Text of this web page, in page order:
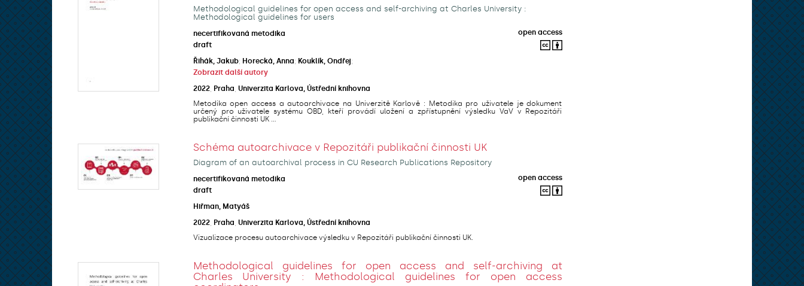
Methodological guidelines for open access and self-archiving at Charles University :
Methodological guidelines for users
necertifikovaná metodika
open access
draft
Řihák, Jakub; Horecká, Anna; Kouklík, Ondřej;
Zobrazit další autory
2022, Praha Univerzita Karlova, Ústřední knihovna
Metodika open access a autoarchivace na Univerzitě Karlově : Metodika pro uživatele je dokument
určený pro uživatele systému OBD, kteří provádí uložení a zpřístupnění výsledku VaV v Repozitáři
publikační činnosti UK ...
Schéma autoarchivace v Repozitáři publikační činnosti UK
Diagram of an autoarchival process in CU Research Publications Repository
necertifikovaná metodika
open access
draft
Hiřman, Matyáš
2022, Praha Univerzita Karlova, Ústřední knihovna
Vizualizace procesu autoarchivace výsledku v Repozitáři publikační činnosti UK.
Methodological guidelines for open access and self-archiving at
Charles University : Methodological guidelines for open access